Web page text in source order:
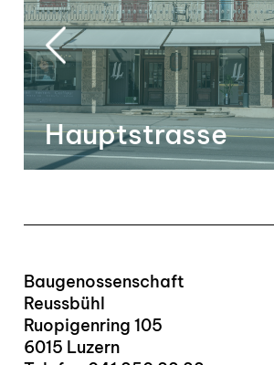
Hauptstrasse
Baugenossenschaft
Reussbühl
Ruopigenring 105
6015 Luzern